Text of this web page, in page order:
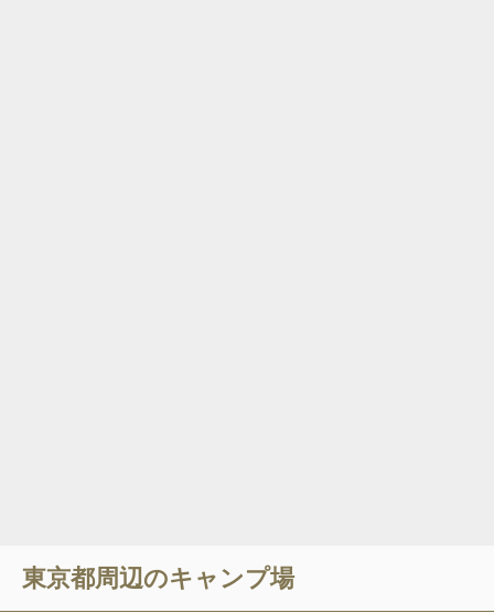
東京都周辺のキャンプ場